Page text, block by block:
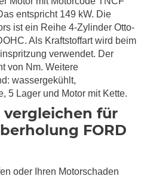
entspricht 149 kW. Die
ist ein Reihe 4-Zylinder Otto-
Als Kraftstoffart wird beim
verwendet. Der
von Nm. Weitere
wassergekühlt,
5 Lager und Motor mit Kette.
vergleichen für
FORD
oder Ihren Motorschaden